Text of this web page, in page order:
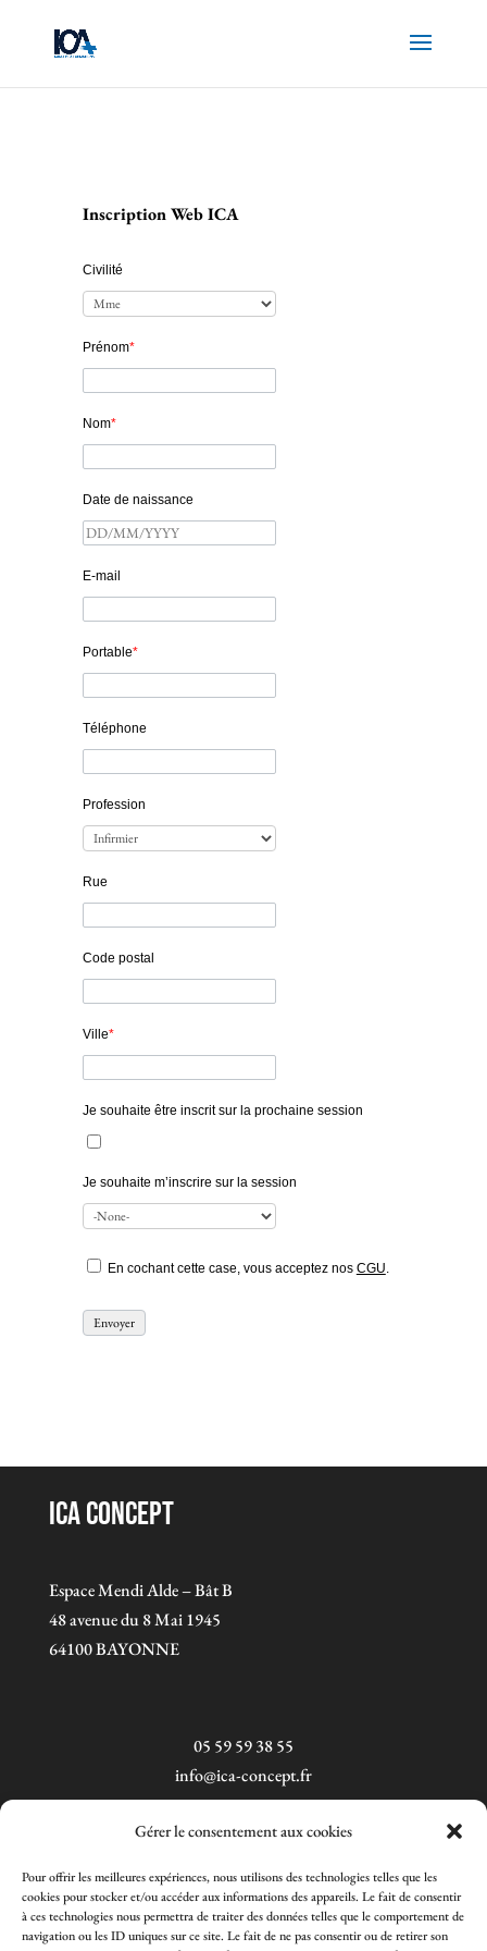
Gérer le consentement aux cookies
Pour offrir les meilleures expériences, nous utilisons des technologies telles que les
cookies pour stocker et/ou accéder aux informations des appareils. Le fait de consentir
à ces technologies nous permettra de traiter des données telles que le comportement de
navigation ou les ID uniques sur ce site. Le fait de ne pas consentir ou de retirer son
Inscription Web ICA
Civilité
Prénom*
Nom*
Date de naissance
E-mail
Portable*
Téléphone
Profession
Rue
Code postal
Ville*
Je souhaite être inscrit sur la prochaine session
Je souhaite m’inscrire sur la session
En cochant cette case, vous acceptez nos CGU.
ICA Concept
Espace Mendi Alde – Bât B
48 avenue du 8 Mai 1945
64100 BAYONNE
05 59 59 38 55
info@ica-concept.fr